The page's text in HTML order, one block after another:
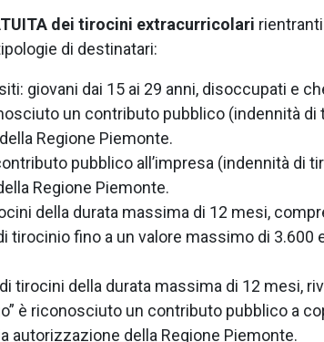
dei tirocini extracurricolari
di destinatari:
giovani dai 15 ai 29 anni, disoccupati e
un contributo pubblico (indennità
Regione Piemonte.
pubblico all’impresa (indennità di
Regione Piemonte.
della durata massima di 12 mesi,
tirocinio fino a un valore massimo di 3.600
tirocini della durata massima di 12 mesi,
è riconosciuto un contributo pubblico a
autorizzazione della Regione Piemonte.